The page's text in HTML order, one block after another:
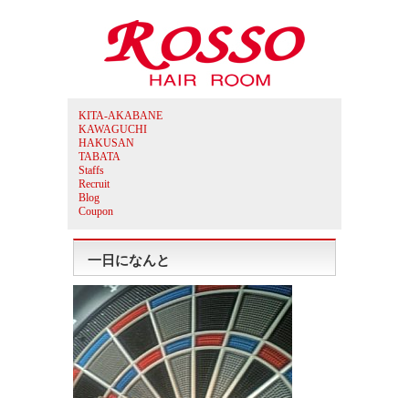
KITA-AKABANE
KAWAGUCHI
HAKUSAN
TABATA
Staffs
Recruit
Blog
Coupon
一日になんと